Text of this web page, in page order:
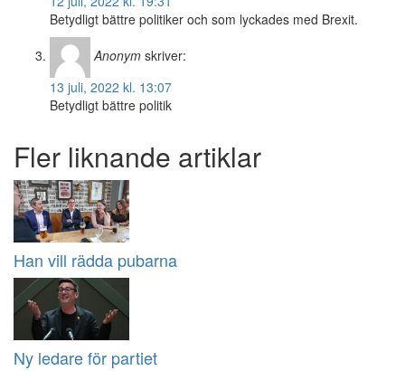
Betydligt bättre politiker och som lyckades med Brexit.
Anonym skriver:
13 juli, 2022 kl. 13:07
Betydligt bättre politik
Fler liknande artiklar
Han vill rädda pubarna
Ny ledare för partiet